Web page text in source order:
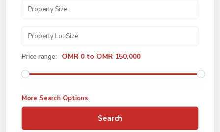
Price range: OMR 0 to OMR 150,000
More Search Options
Search